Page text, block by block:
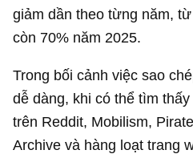
giảm dần theo từng năm,
còn 70% năm 2025.
Trong bối cảnh việc sao
dễ dàng, khi có thể tìm
trên Reddit, Mobilism,
Archive và hàng loạt trang